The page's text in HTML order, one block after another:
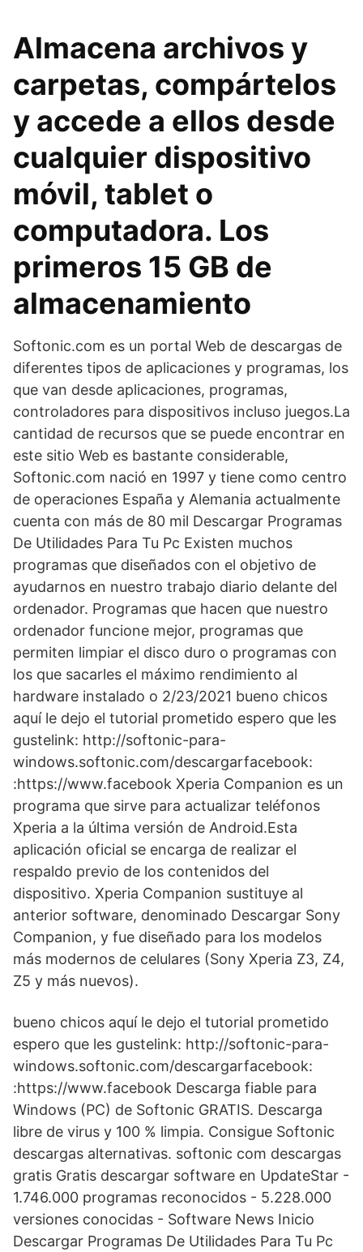
Almacena archivos y
carpetas, compártelos
y accede a ellos desde
cualquier dispositivo
móvil, tablet o
computadora. Los
primeros 15 GB de
almacenamiento
Softonic.com es un portal Web de descargas de
diferentes tipos de aplicaciones y programas, los
que van desde aplicaciones, programas,
controladores para dispositivos incluso juegos.La
cantidad de recursos que se puede encontrar en
este sitio Web es bastante considerable,
Softonic.com nació en 1997 y tiene como centro
de operaciones España y Alemania actualmente
cuenta con más de 80 mil Descargar Programas
De Utilidades Para Tu Pc Existen muchos
programas que diseñados con el objetivo de
ayudarnos en nuestro trabajo diario delante del
ordenador. Programas que hacen que nuestro
ordenador funcione mejor, programas que
permiten limpiar el disco duro o programas con
los que sacarles el máximo rendimiento al
hardware instalado o 2/23/2021 bueno chicos
aquí le dejo el tutorial prometido espero que les
gustelink: http://softonic-para-
windows.softonic.com/descargarfacebook:
:https://www.facebook Xperia Companion es un
programa que sirve para actualizar teléfonos
Xperia a la última versión de Android.Esta
aplicación oficial se encarga de realizar el
respaldo previo de los contenidos del
dispositivo. Xperia Companion sustituye al
anterior software, denominado Descargar Sony
Companion, y fue diseñado para los modelos
más modernos de celulares (Sony Xperia Z3, Z4,
Z5 y más nuevos).
bueno chicos aquí le dejo el tutorial prometido
espero que les gustelink: http://softonic-para-
windows.softonic.com/descargarfacebook:
:https://www.facebook Descarga fiable para
Windows (PC) de Softonic GRATIS. Descarga
libre de virus y 100 % limpia. Consigue Softonic
descargas alternativas. softonic com descargas
gratis Gratis descargar software en UpdateStar -
1.746.000 programas reconocidos - 5.228.000
versiones conocidas - Software News Inicio
Descargar Programas De Utilidades Para Tu Pc